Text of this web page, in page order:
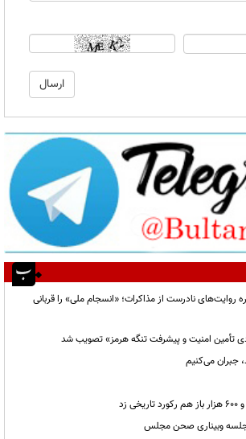
روایت‌های نادرست از مذاکرات؛ «انسجام ملی» را قربانی
تأمین امنیت و پیشرفت تنگه هرمز» تصویب شد
جبران می‌کنیم
جلسه وبیناری صحن مجلس